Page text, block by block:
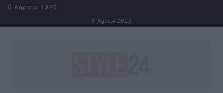
Salta al contenuto
6 Agosto 2026
6 Agosto 2026